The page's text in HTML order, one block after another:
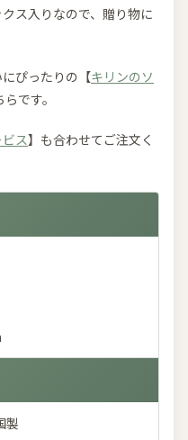
ス入りなので、贈り物に
ぴったりの【キリンのソ
です。
ス】も合わせてご注文く
製